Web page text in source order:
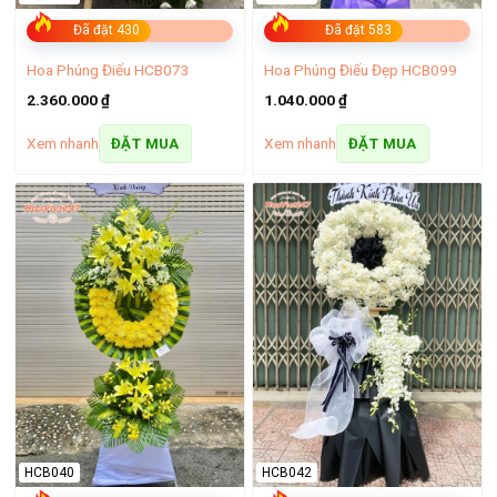
Giỏ hoa mừng sinh nhật Phú Nhuận
Đã đặt 430
Hoa Phúng Điếu HCB073
2.360.000₫
Xem nhanh ĐẶT MUA
Đã đặt 583
Hoa Phúng Điếu Đẹp HCB099
1.040.000₫
Xem nhanh ĐẶT MUA
HCB040 HCB042